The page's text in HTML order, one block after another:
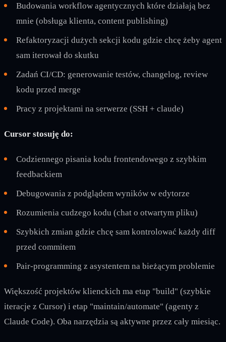
Budowania workflow agentycznych które działają bez
mnie (obsługa klienta, content publishing)
Refaktoryzacji dużych sekcji kodu gdzie chcę żeby agent
sam iterował do skutku
Zadań CI/CD: generowanie testów, changelog, review
kodu przed merge
Pracy z projektami na serwerze (SSH + claude)
Cursor stosuję do:
Codziennego pisania kodu frontendowego z szybkim
feedbackiem
Debugowania z podglądem wyników w edytorze
Rozumienia cudzego kodu (chat o otwartym pliku)
Szybkich zmian gdzie chcę sam kontrolować każdy diff
przed commitem
Pair-programming z asystentem na bieżącym problemie
Większość projektów klienckich ma etap "build" (szybkie
iteracje z Cursor) i etap "maintain/automate" (agenty z
Claude Code). Oba narzędzia są aktywne przez cały miesiąc.